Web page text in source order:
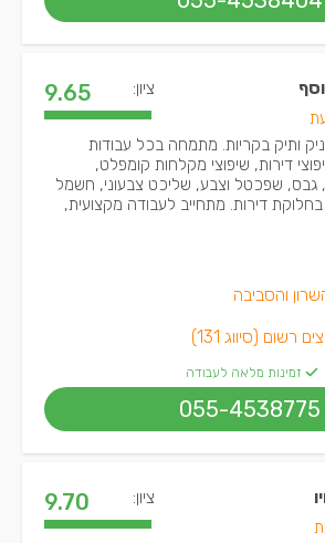
ציון: 9.65
ותיק בקריות. מתמחה בכל עבודות
דירות, שיפוצי מקלחות קומפלט,
גבס, שפכטל וצבע, שליכט צבעוני, חשמל
דירות. מתחייב לעבודה מקצועית,
והסביבה
רשום (סיווג 131)
זמינות מלאה לעבודה
055-4538775
ציון: 9.70